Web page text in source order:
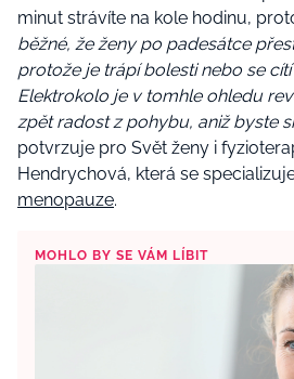
minut strávíte na kole hodinu,
běžné, že ženy po padesátce
protože je trápí bolesti nebo se
Elektrokolo je v tomhle ohledu
zpět radost z pohybu, aniž byste
potvrzuje pro Svět ženy i
Hendrychová, která se
menopauze.
MOHLO BY SE VÁM LÍBIT